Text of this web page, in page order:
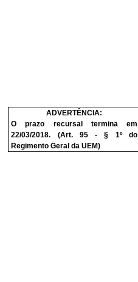
ADVERTÊNCIA:
O prazo recursal termina em
22/03/2018. (Art. 95 - § 1º do
Regimento Geral da UEM)